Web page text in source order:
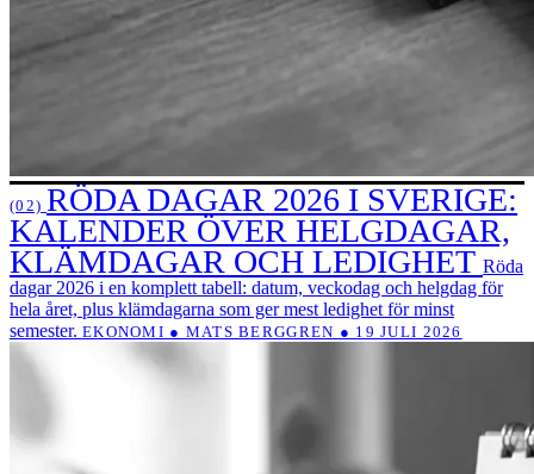
(02) RÖDA DAGAR 2026 I SVERIGE:
KALENDER ÖVER HELGDAGAR,
KLÄMDAGAR OCH LEDIGHET Röda
dagar 2026 i en komplett tabell: datum, veckodag och helgdag för
hela året, plus klämdagarna som ger mest ledighet för minst
semester. EKONOMI ● MATS BERGGREN ● 19 JULI 2026